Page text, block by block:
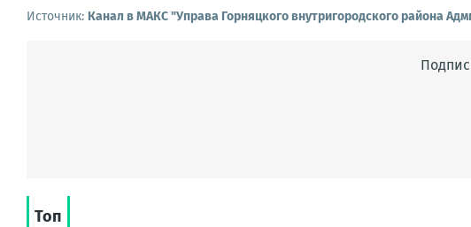
Источник: Канал в МАКС "Управа Горняцкого внутригородского района
Топ